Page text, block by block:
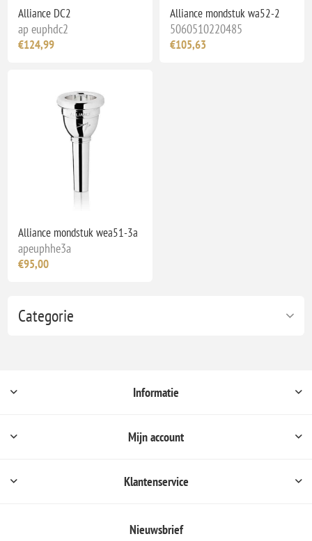
Categorie
Alliance DC2
ap euphdc2
€124,99
Alliance mondstuk wa52-2
5060510220485
€105,63
Alliance mondstuk wea51-3a
apeuphhe3a
€95,00
Informatie
Mijn account
Klantenservice
Nieuwsbrief